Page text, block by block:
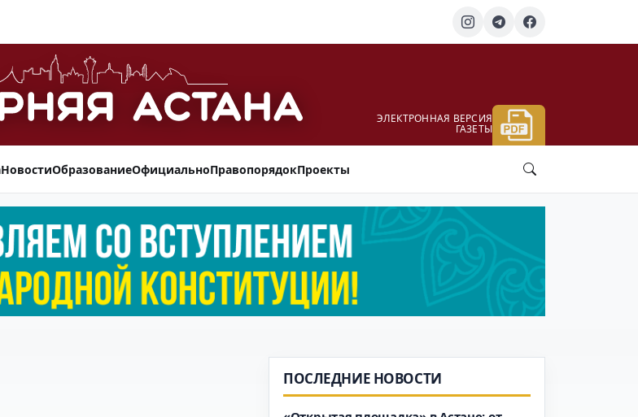
ЭЛЕКТРОННАЯ ВЕРСИЯ
ГАЗЕТЫ
НовостиОбразованиеОфициальноПравопорядокПроекты
ПОСЛЕДНИЕ НОВОСТИ